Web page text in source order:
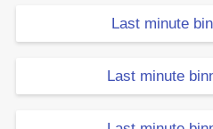
Last minute
Last minute